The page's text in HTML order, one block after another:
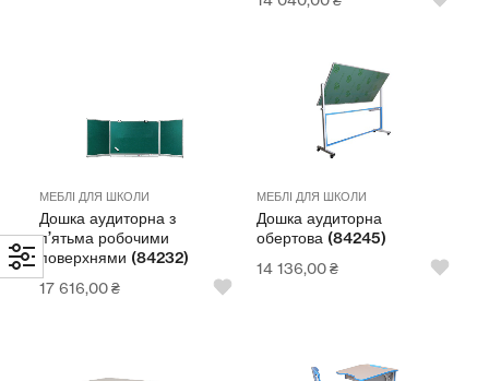
МЕБЛІ ДЛЯ ШКОЛИ
Дошка аудиторна з
п’ятьма робочими
поверхнями (84232)
17 616,00₴
МЕБЛІ ДЛЯ ШКОЛИ
Дошка аудиторна
обертова (84245)
14 136,00₴